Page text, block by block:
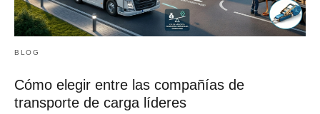
BLOG
Cómo elegir entre las compañías de
transporte de carga líderes